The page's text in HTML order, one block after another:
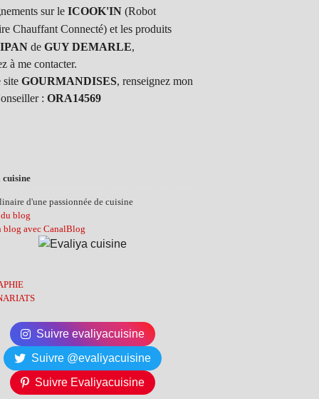
sur le ICOOK'IN (Robot
Chauffant Connecté) et les produits
de GUY DEMARLE,
à me contacter.
site GOURMANDISES, renseignez mon
: ORA14569
d'une passionnée de cuisine
blog
blog avec CanalBlog
Suivre evaliyacuisine
Suivre @evaliyacuisine
Suivre Evaliyacuisine